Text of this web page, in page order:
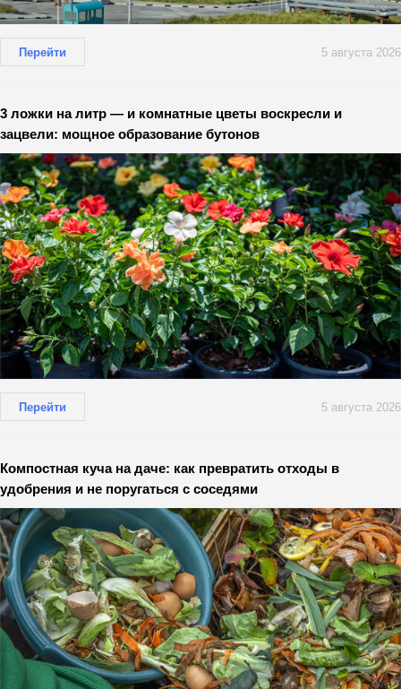
Перейти 5 августа 2026
3 ложки на литр — и комнатные цветы воскресли и
зацвели: мощное образование бутонов
Перейти 5 августа 2026
Компостная куча на даче: как превратить отходы в
удобрения и не поругаться с соседями